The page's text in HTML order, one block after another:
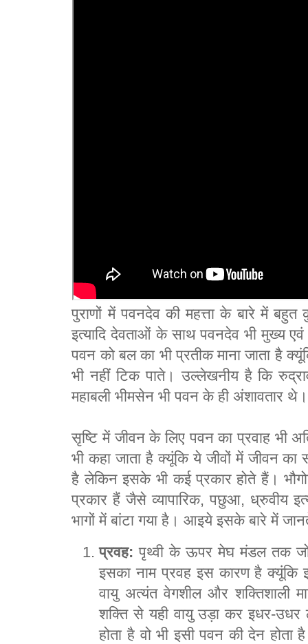
पुराणों में पवनदेव की महत्ता के बारे में
इत्यादि देवताओं के साथ पवनदेव भी मुख्य
पवन को बल का भी प्रतीक माना जाता है
भी नहीं टिक पाते। उल्लेखनीय है कि
महाबली भीमसेन भी पवन के ही अंशावतार थे।
सृष्टि में जीवन के लिए पवन का प्रवाह भी
भी कहा जाता है क्यूंकि ये जीवों में जीवन
है लेकिन इसके भी कई प्रकार होते हैं।
प्रकार हैं जैसे व्यापारिक, पछुआ, ध्रुवीय
भागों में बांटा गया है। आइये इसके बारे में
प्रवह: पृथ्वी के ऊपर मेघ मंडल तक
इसका नाम प्रवह इस कारण है क्यूंकि
वायु अत्यंत वेगशील और शक्तिशाली
शक्ति से यही वायु उड़ा कर इधर-
होता है वो भी इसी पवन की देन